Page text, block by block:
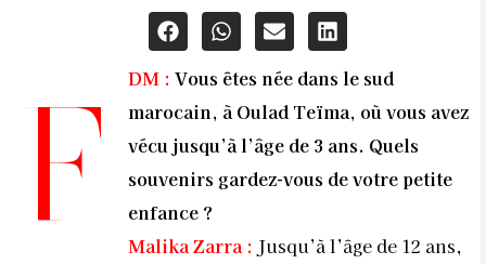
F DM : Vous êtes née dans le sud
marocain, à Oulad Teïma, où vous avez
vécu jusqu’à l’âge de 3 ans. Quels
souvenirs gardez-vous de votre petite
enfance ?
Malika Zarra : Jusqu’à l’âge de 12 ans,